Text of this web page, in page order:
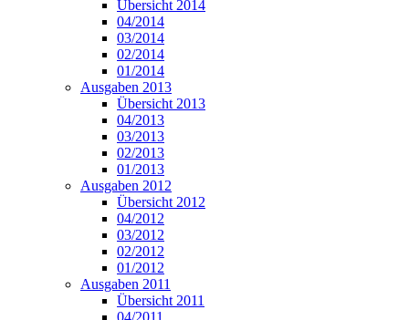
Übersicht 2014
04/2014
03/2014
02/2014
01/2014
Ausgaben 2013
Übersicht 2013
04/2013
03/2013
02/2013
01/2013
Ausgaben 2012
Übersicht 2012
04/2012
03/2012
02/2012
01/2012
Ausgaben 2011
Übersicht 2011
04/2011